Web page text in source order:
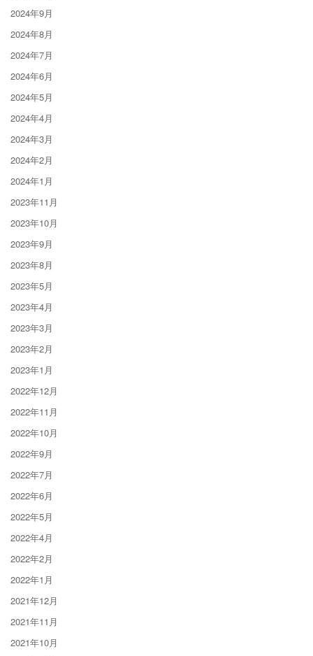
2024年9月
2024年8月
2024年7月
2024年6月
2024年5月
2024年4月
2024年3月
2024年2月
2024年1月
2023年11月
2023年10月
2023年9月
2023年8月
2023年5月
2023年4月
2023年3月
2023年2月
2023年1月
2022年12月
2022年11月
2022年10月
2022年9月
2022年7月
2022年6月
2022年5月
2022年4月
2022年2月
2022年1月
2021年12月
2021年11月
2021年10月